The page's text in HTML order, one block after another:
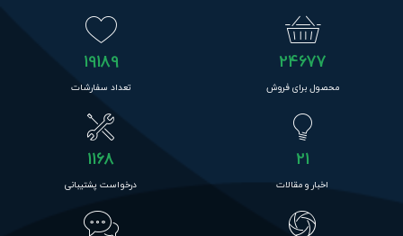
24677
محصول برای فروش
19189
تعداد سفارشات
21
اخبار و مقالات
1168
درخواست پشتیبانی